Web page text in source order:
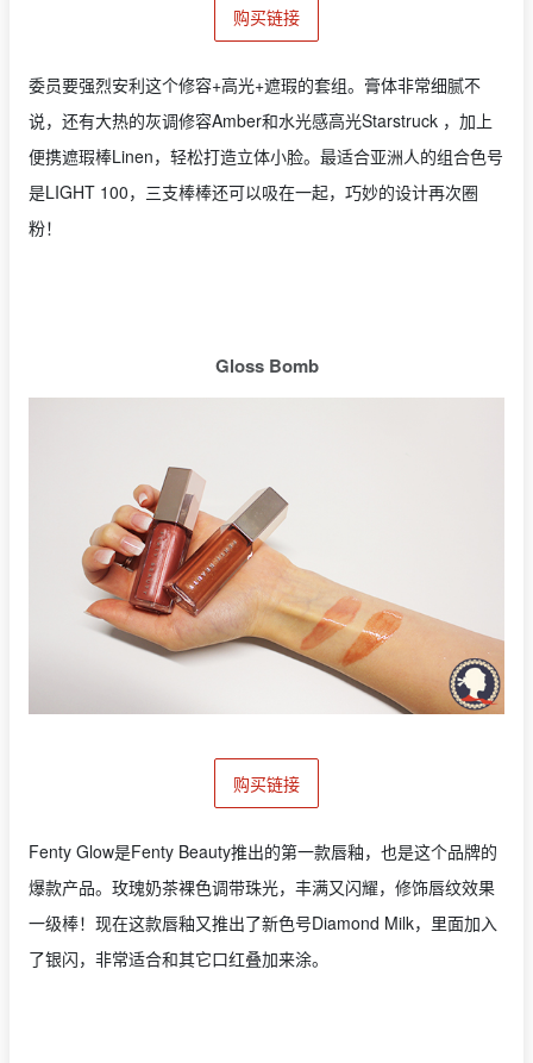
购买链接
委员要强烈安利这个修容+高光+遮瑕的套组。膏体非常细腻不
说，还有大热的灰调修容Amber和水光感高光Starstruck ，加上
便携遮瑕棒Linen，轻松打造立体小脸。最适合亚洲人的组合色号
是LIGHT 100，三支棒棒还可以吸在一起，巧妙的设计再次圈
粉！
Gloss Bomb
购买链接
Fenty Glow是Fenty Beauty推出的第一款唇釉，也是这个品牌的
爆款产品。玫瑰奶茶裸色调带珠光，丰满又闪耀，修饰唇纹效果
一级棒！现在这款唇釉又推出了新色号Diamond Milk，里面加入
了银闪，非常适合和其它口红叠加来涂。